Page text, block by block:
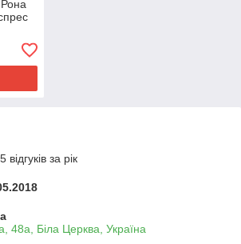
Рона)
за рік
48а, Біла Церква, Україна